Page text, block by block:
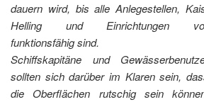
dauern wird, bis alle Anlegestellen,
Helling und Einrichtungen
funktionsfähig sind.
Schiffskapitäne und
sollten sich darüber im Klaren sein,
die Oberflächen rutschig sein